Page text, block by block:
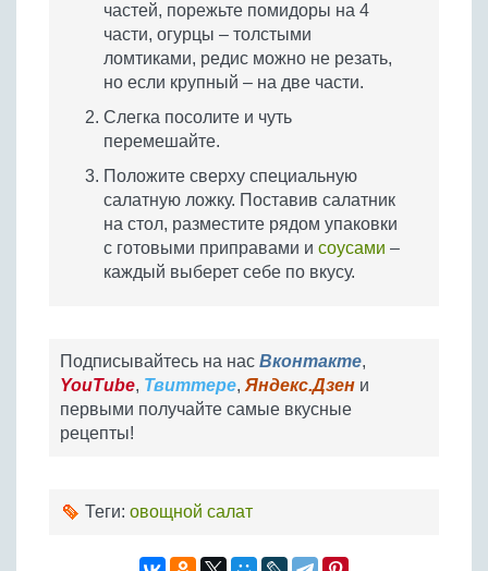
частей, порежьте помидоры на 4
части, огурцы – толстыми
ломтиками, редис можно не резать,
но если крупный – на две части.
Слегка посолите и чуть
перемешайте.
Положите сверху специальную
салатную ложку. Поставив салатник
на стол, разместите рядом упаковки
с готовыми приправами и соусами –
каждый выберет себе по вкусу.
Подписывайтесь на нас Вконтакте,
YouTube, Твиттере, Яндекс.Дзен и
первыми получайте самые вкусные
рецепты!
Теги: овощной салат